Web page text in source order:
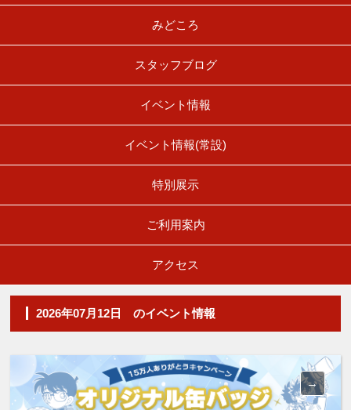
みどころ
スタッフブログ
イベント情報
イベント情報(常設)
特別展示
ご利用案内
アクセス
2026年07月12日 のイベント情報